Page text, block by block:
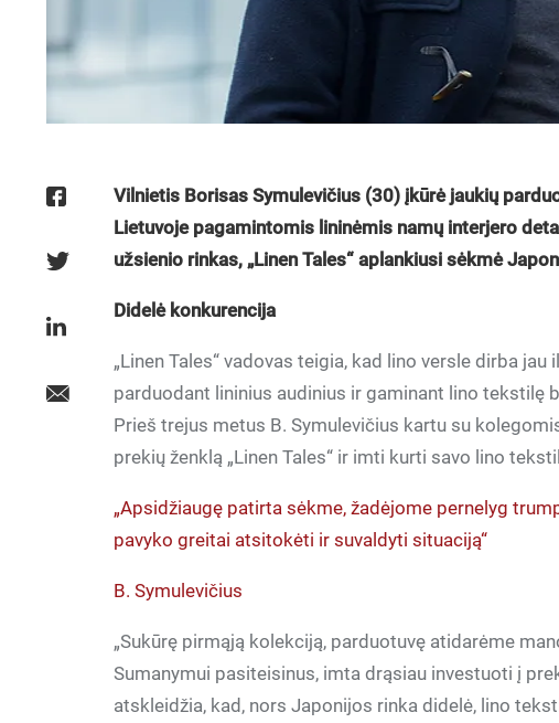
Vilnietis Borisas Symulevičius (30) įkūrė jaukių
Lietuvoje pagamintomis lininėmis namų interjero
užsienio rinkas, „Linen Tales“ aplankiusi sėkmė
Didelė konkurencija
„Linen Tales“ vadovas teigia, kad lino versle dirba
parduodant lininius audinius ir gaminant lino tekstilę
Prieš trejus metus B. Symulevičius kartu su
prekių ženklą „Linen Tales“ ir imti kurti savo lino
„Apsidžiaugę patirta sėkme, žadėjome pernelyg
pavyko greitai atsitokėti ir suvaldyti situaciją“
B. Symulevičius
„Sukūrę pirmąją kolekciją, parduotuvę atidarėme
Sumanymui pasiteisinus, imta drąsiau investuoti į
atskleidžia, kad, nors Japonijos rinka didelė, lino